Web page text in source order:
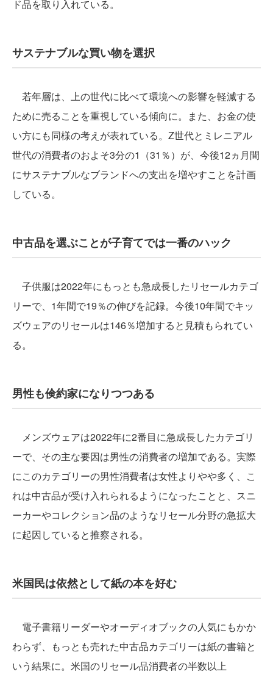
ド品を取り入れている。
サステナブルな買い物を選択
若年層は、上の世代に比べて環境への影響を軽減する
ために売ることを重視している傾向に。また、お金の使
い方にも同様の考えが表れている。Z世代とミレニアル
世代の消費者のおよそ3分の1（31％）が、今後12ヵ月間
にサステナブルなブランドへの支出を増やすことを計画
している。
中古品を選ぶことが子育てでは一番のハック
子供服は2022年にもっとも急成長したリセールカテゴ
リーで、1年間で19％の伸びを記録。今後10年間でキッ
ズウェアのリセールは146％増加すると見積もられてい
る。
男性も倹約家になりつつある
メンズウェアは2022年に2番目に急成長したカテゴリ
ーで、その主な要因は男性の消費者の増加である。実際
にこのカテゴリーの男性消費者は女性よりやや多く、こ
れは中古品が受け入れられるようになったことと、スニ
ーカーやコレクション品のようなリセール分野の急拡大
に起因していると推察される。
米国民は依然として紙の本を好む
電子書籍リーダーやオーディオブックの人気にもかか
わらず、もっとも売れた中古品カテゴリーは紙の書籍と
いう結果に。米国のリセール品消費者の半数以上